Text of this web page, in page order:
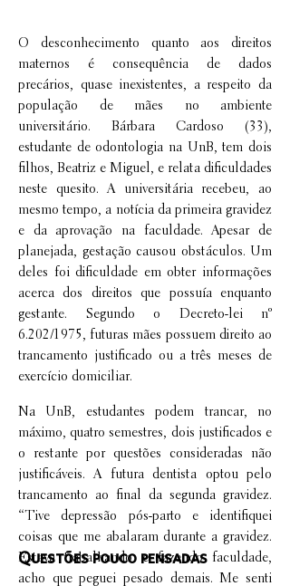
O desconhecimento quanto aos direitos
maternos é consequência de dados
precários, quase inexistentes, a respeito da
população de mães no ambiente
universitário. Bárbara Cardoso (33),
estudante de odontologia na UnB, tem dois
filhos, Beatriz e Miguel, e relata dificuldades
neste quesito. A universitária recebeu, ao
mesmo tempo, a notícia da primeira gravidez
e da aprovação na faculdade. Apesar de
planejada, gestação causou obstáculos. Um
deles foi dificuldade em obter informações
acerca dos direitos que possuía enquanto
gestante. Segundo o Decreto-lei nº
6.202/1975, futuras mães possuem direito ao
trancamento justificado ou a três meses de
exercício domiciliar.
Na UnB, estudantes podem trancar, no
máximo, quatro semestres, dois justificados e
o restante por questões consideradas não
justificáveis. A futura dentista optou pelo
trancamento ao final da segunda gravidez.
“Tive depressão pós-parto e identifiquei
coisas que me abalaram durante a gravidez.
Estava trabalhando e fazendo faculdade,
acho que peguei pesado demais. Me senti
Questões pouco pensadas